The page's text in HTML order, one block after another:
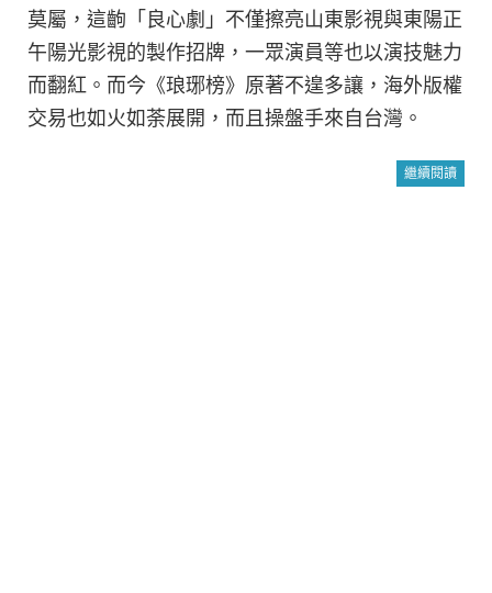
莫屬，這齣「良心劇」不僅擦亮山東影視與東陽正
午陽光影視的製作招牌，一眾演員等也以演技魅力
而翻紅。而今《琅琊榜》原著不遑多讓，海外版權
交易也如火如荼展開，而且操盤手來自台灣。
繼續閱讀